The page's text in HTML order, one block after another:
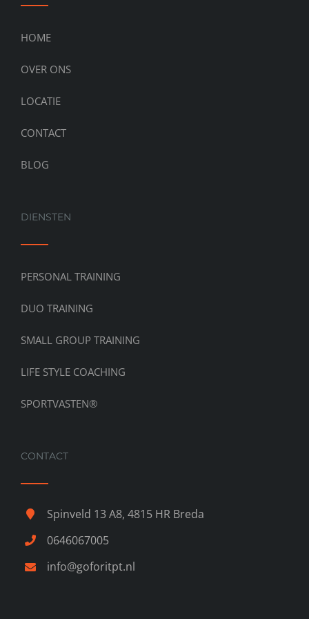
HOME
OVER ONS
LOCATIE
CONTACT
BLOG
DIENSTEN
PERSONAL TRAINING
DUO TRAINING
SMALL GROUP TRAINING
LIFE STYLE COACHING
SPORTVASTEN®
CONTACT
Spinveld 13 A8, 4815 HR Breda
0646067005
info@goforitpt.nl